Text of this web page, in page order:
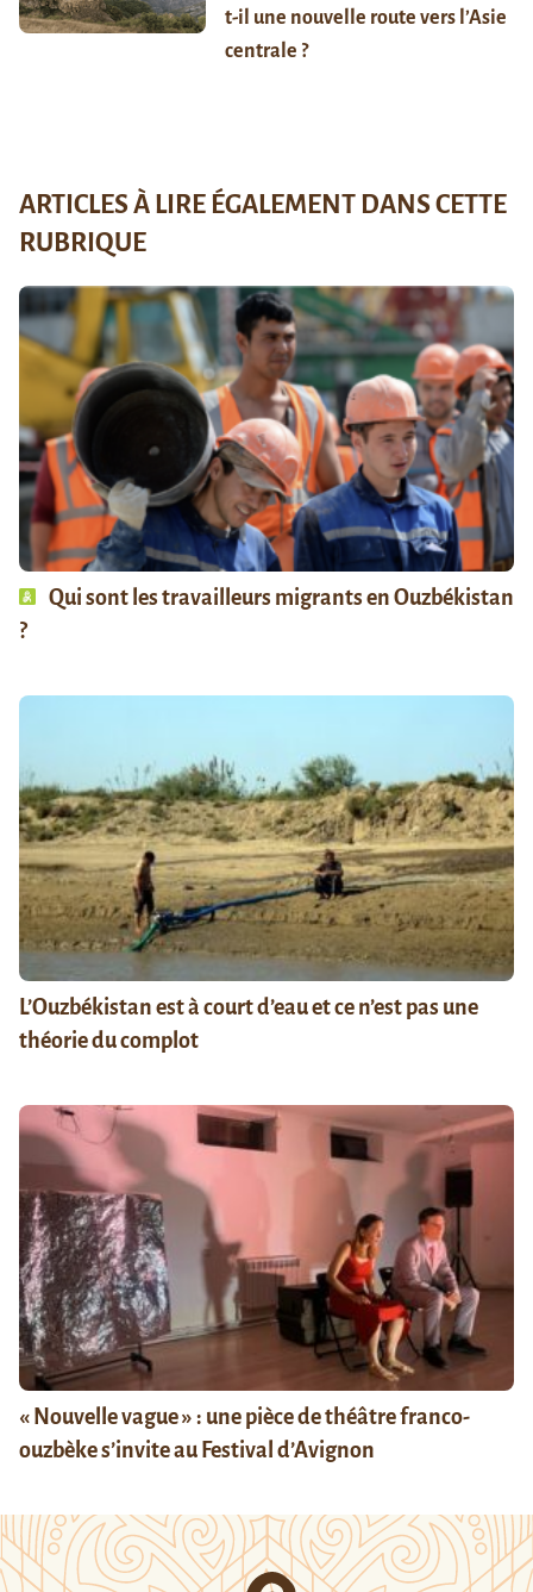
t-il une nouvelle route vers l’Asie
centrale ?
ARTICLES À LIRE ÉGALEMENT DANS CETTE
RUBRIQUE
Qui sont les travailleurs migrants en Ouzbékistan
?
L’Ouzbékistan est à court d’eau et ce n’est pas une
théorie du complot
« Nouvelle vague » : une pièce de théâtre franco-
ouzbèke s’invite au Festival d’Avignon